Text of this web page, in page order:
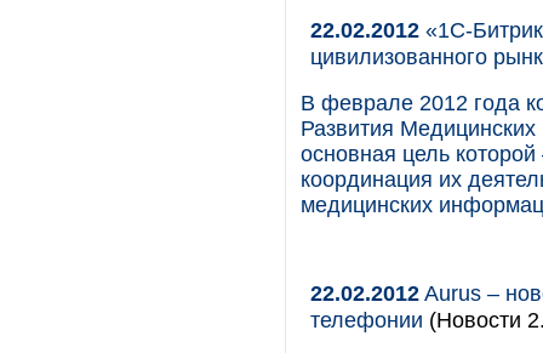
22.02.2012 «1С-
цивилизованного
В феврале 2012 года
Развития
основная цель
координация их
медицинских
22.02.2012Aurus –
телефонии (Новости